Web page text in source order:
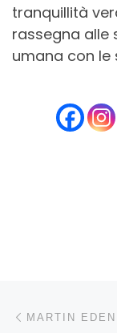
tranquillità
rassegna alle
umana con le